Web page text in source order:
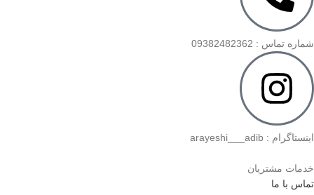
شماره تماس : 09382482362
اینستاگرام : arayeshi___adib
خدمات مشتریان
تماس با ما